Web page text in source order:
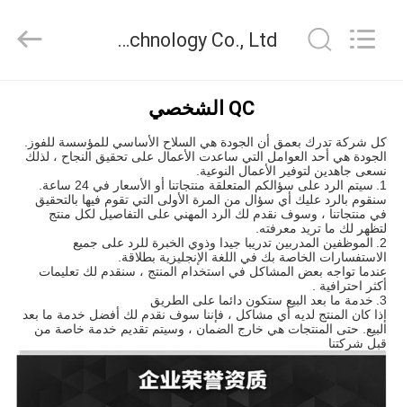
منتجات
عرض
الواقع
الافتراضي
معلومات
عنا
Technology
Riselaser Technology Co., Ltd ضبط الجودة
QC الشخصي
كل شركة تدرك بعمق أن الجودة هي السلاح الأساسي للمؤسسة للفوز.
الجودة هي أحد العوامل التي ساعدت الأعمال على تحقيق النجاح ، لذلك
نسعى جاهدين لتوفير الأعمال النوعية.
1. سيتم الرد على سؤالكم المتعلقة منتجاتنا أو الأسعار في 24 ساعة.
سنقوم بالرد عليك أي سؤال من المرة الأولى التي تقوم فيها بالتحقيق
في منتجاتنا ، وسوف نقدم لك الرد المهني على التفاصيل لكل منتج
لتظهر لك ما تريد معرفته.
2. الموظفين المدربين تدريبا جيدا وذوي الخبرة للرد على جميع
الاستفسارات الخاصة بك في اللغة الإنجليزية بطلاقة.
عندما تواجه بعض المشاكل في استخدام المنتج ، سنقدم لك تعليمات
أكثر احترافية .
3. خدمة ما بعد البيع ستكون دائما على الطريق
إذا كان المنتج لديه أي مشاكل ، فإننا سوف نقدم لك أفضل خدمة ما بعد
البيع. حتى المنتجات هي خارج الضمان ، وسيتم تقديم خدمة خاصة من
قبل شركتنا